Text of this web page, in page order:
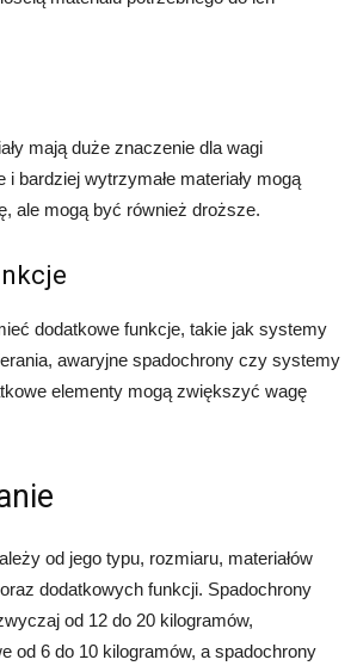
mają duże znaczenie dla wagi
bardziej wytrzymałe materiały mogą
ale mogą być również droższe.
dodatkowe funkcje, takie jak systemy
awaryjne spadochrony czy systemy
elementy mogą zwiększyć wagę
od jego typu, rozmiaru, materiałów
dodatkowych funkcji. Spadochrony
od 12 do 20 kilogramów,
od 6 do 10 kilogramów, a spadochrony